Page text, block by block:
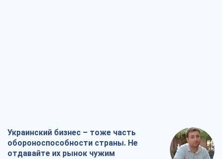
Украинский бизнес – тоже часть
обороноспособности страны. Не
отдавайте их рынок чужим